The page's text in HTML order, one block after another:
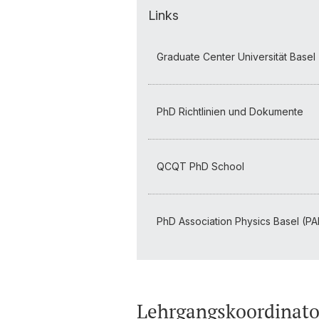
Links
Graduate Center Universität Basel
PhD Richtlinien und Dokumente
QCQT PhD School
PhD Association Physics Basel